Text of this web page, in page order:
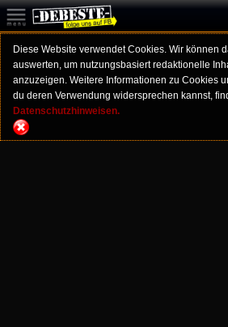
Diese Website verwendet Cookies. Wir können
auswerten, um nutzungsbasiert redaktionelle
anzuzeigen. Weitere Informationen zu Cookies
du deren Verwendung widersprechen kannst,
Datenschutzhinweisen.